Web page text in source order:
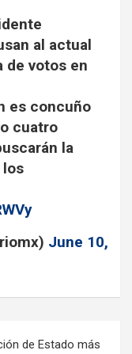
al actual
de votos en
es concuño
cuatro
la
los
June 10,
de Estado más